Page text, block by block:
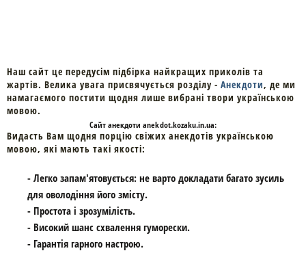
Наш сайт це передусім підбірка найкращих приколів та
жартів. Велика увага присвячується розділу - Анекдоти, де ми
намагаємого постити щодня лише вибрані твори українською
мовою.
Cайтанекдоти anekdot.kozaku.in.ua:
Видасть Вам щодня порцію свіжих анекдотів українською
мовою, які мають такі якості:
- Легко запам'ятовується: не варто докладати багато зусиль
для оволодіння його змісту.
- Простота і зрозумілість.
- Високий шанс схвалення гуморески.
- Гарантія гарного настрою.